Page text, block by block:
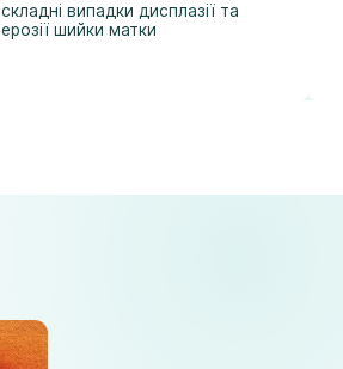
складні випадки дисплазії та
ерозії шийки матки